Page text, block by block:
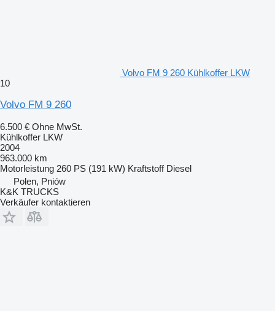
Volvo FM 9 260 Kühlkoffer LKW
10
Volvo FM 9 260
6.500 € Ohne MwSt.
Kühlkoffer LKW
2004
963.000 km
Motorleistung 260 PS (191 kW) Kraftstoff Diesel
Polen, Pniów
K&K TRUCKS
Verkäufer kontaktieren